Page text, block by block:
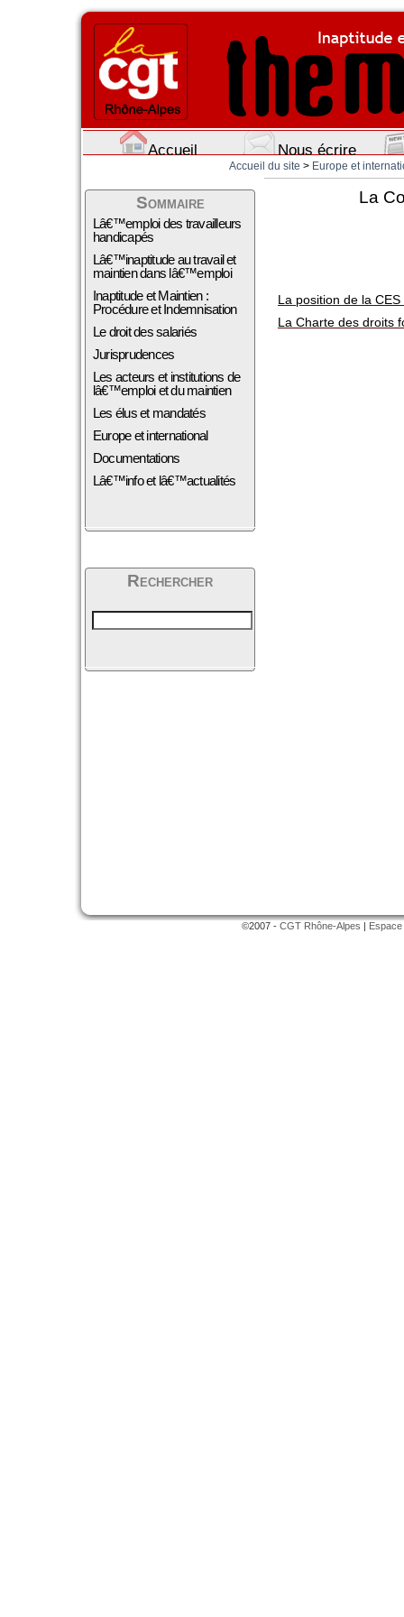
Accueil Nous écrire
Accueil du site > Europe et
Sommaire
Lâ€™emploi des travailleurs
handicapés
Lâ€™inaptitude au travail et
maintien dans lâ€™emploi
Inaptitude et Maintien :
Procédure et Indemnisation
Le droit des salariés
Jurisprudences
Les acteurs et institutions de
lâ€™emploi et du maintien
Les élus et mandatés
Europe et international
Documentations
Lâ€™info et lâ€™actualités
Rechercher
La
La position de la
La Charte des droits
©2007 - CGT Rhône-Alpes |